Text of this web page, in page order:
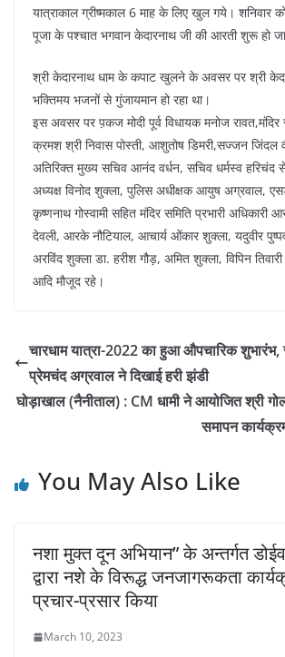
यात्राकाल ग्रीष्मकाल 6 माह के लिए खुल गये। शनिवार
पूजा के पश्चात भगवान केदारनाथ जी की आरती शुरू हो
श्री केदारनाथ धाम के कपाट खुलने के अवसर पर श्री
भक्तिमय भजनों से गुंजायमान हो रहा था।
इस अवसर पर प़कज मोदी पूर्व विधायक मनोज रावत,मंदिर
क्रमश श्री निवास पोस्ती, आशुतोष डिमरी,सज्जन जिंदल
अतिरिक्त मुख्य सचिव आनंद वर्धन, सचिव धर्मस्व हरिचंद
अध्यक्ष विनोद शुक्ला, पुलिस अधीक्षक आयुष अग्रवाल,
कृष्णनाथ गोस्वामी सहित मंदिर समिति प्रभारी अधिकारी
देवली, आरके नौटियाल, आचार्य ओंकार शुक्ला, यदुवीर
अरविंद शुक्ला डा. हरीश गौड़, अमित शुक्ला, विपिन तिवारी
आदि मौजूद रहे।
चारधाम यात्रा-2022 का हुआ औपचारिक शुभारंभ,
प्रेमचंद अग्रवाल ने दिखाई हरी झंडी
घोड़ाखाल (नैनीताल) : CM धामी ने आयोजित श्री
समापन
You May Also Like
नशा मुक्त दून अभियान” के अन्तर्गत
द्वारा नशे के विरूद्ध जनजागरूकता
प्रचार-प्रसार किया
March 10, 2023